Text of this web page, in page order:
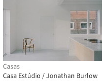
Casas
Casa Estúdio / Jonathan Burlow